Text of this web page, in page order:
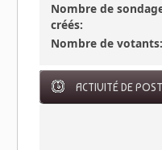
Nombre de
créés:
Nombre de votants:
ACTIVITÉ DE